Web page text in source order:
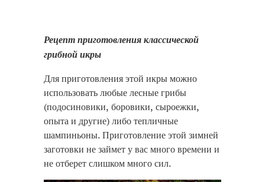
Рецепт приготовления классической
грибной икры
Для приготовления этой икры можно
использовать любые лесные грибы
(подосиновики, боровики, сыроежки,
опыта и другие) либо тепличные
шампиньоны. Приготовление этой зимней
заготовки не займет у вас много времени и
не отберет слишком много сил.